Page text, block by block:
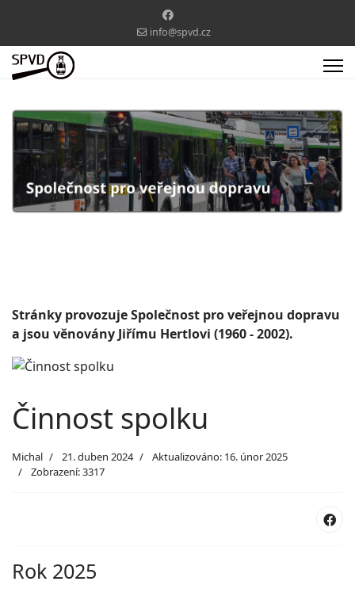
info@spvd.cz
Stránky provozuje Společnost pro veřejnou dopravu
a jsou věnovány Jiřímu Hertlovi (1960 - 2002).
Činnost spolku
Michal 21. duben 2024
Aktualizováno: 16. únor 2025
Zobrazení: 3317
Rok 2025